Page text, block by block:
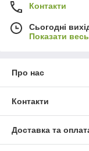
Контакти
Сьогодні
Показати
Про нас
Контакти
Доставка та